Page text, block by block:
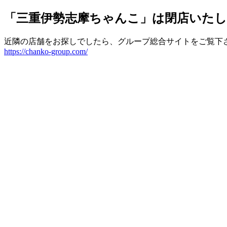
「三重伊勢志摩ちゃんこ」は閉店いたし
近隣の店舗をお探しでしたら、グループ総合サイトをご覧下
https://chanko-group.com/